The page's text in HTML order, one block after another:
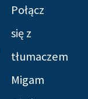
Połącz
się z
tłumaczem
Migam